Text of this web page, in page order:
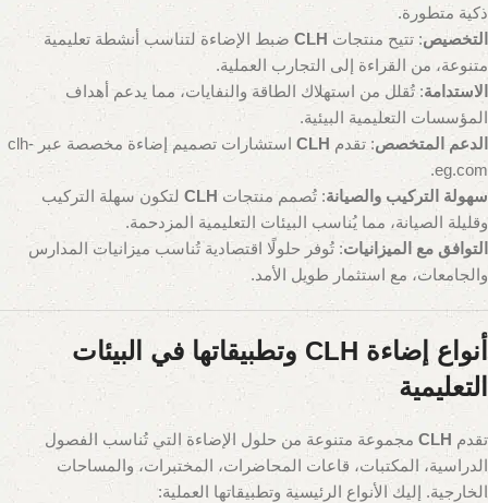
ذكية متطورة.
التخصيص: تتيح منتجات CLH ضبط الإضاءة لتناسب أنشطة تعليمية
متنوعة، من القراءة إلى التجارب العملية.
الاستدامة: تُقلل من استهلاك الطاقة والنفايات، مما يدعم أهداف
المؤسسات التعليمية البيئية.
الدعم المتخصص: تقدم CLH
استشارات تصميم إضاءة مخصصة عبر clh-
eg.com.
سهولة التركيب والصيانة: تُصمم منتجاتCLH لتكون سهلة التركيب
وقليلة الصيانة، مما يُناسب البيئات التعليمية المزدحمة.
التوافق مع الميزانيات: تُوفر حلولًا اقتصادية تُناسب ميزانيات المدارس
والجامعات، مع استثمار طويل الأمد.
أنواع إضاءة CLH وتطبيقاتها في البيئات
التعليمية
تقدم CLH مجموعة متنوعة من حلول الإضاءة التي تُناسب الفصول
الدراسية، المكتبات، قاعات المحاضرات، المختبرات، والمساحات
الخارجية. إليك الأنواع الرئيسية وتطبيقاتها العملية: